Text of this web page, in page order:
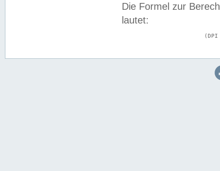
Die Formel zur
lautet: